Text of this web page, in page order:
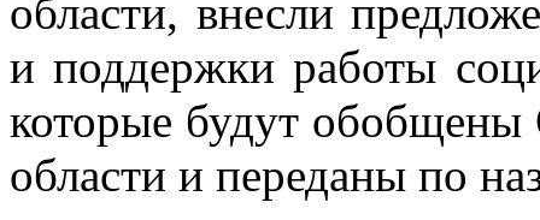
области, внесли
и поддержки работы
которые будут
области и переданы по